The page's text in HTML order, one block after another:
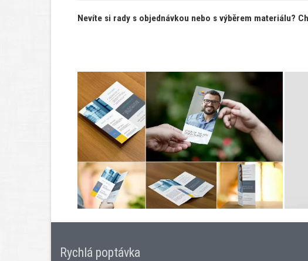
Nevíte si rady s objednávkou nebo s výběrem materiálu?
Rychlá poptávka